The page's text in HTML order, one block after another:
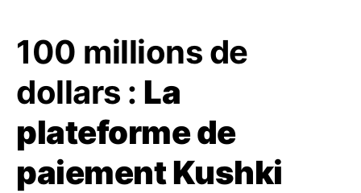
100 millions de
dollars : La
plateforme de
paiement Kushki